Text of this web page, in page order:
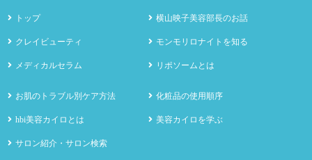
トップ 横山映子美容部長のお話
クレイビューティ モンモリロナイトを知る
メディカルセラム リポソームとは
お肌のトラブル別ケア方法 化粧品の使用順序
hbi美容カイロとは 美容カイロを学ぶ
サロン紹介・サロン検索